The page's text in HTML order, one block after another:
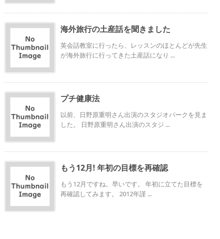
海外旅行の土産話を聞きました
英会話教室に行ったら、レッスンのほとんどが先生
が海外旅行に行ってきた土産話になり ...
プチ健康法
以前、日野原重明さん出演のスタジオパークを見ま
した。 日野原重明さん出演のスタジ ...
もう12月! 年初の目標を再確認
もう12月ですね。早いです。 年初に立てた目標を
再確認してみます。 2012年謹 ...